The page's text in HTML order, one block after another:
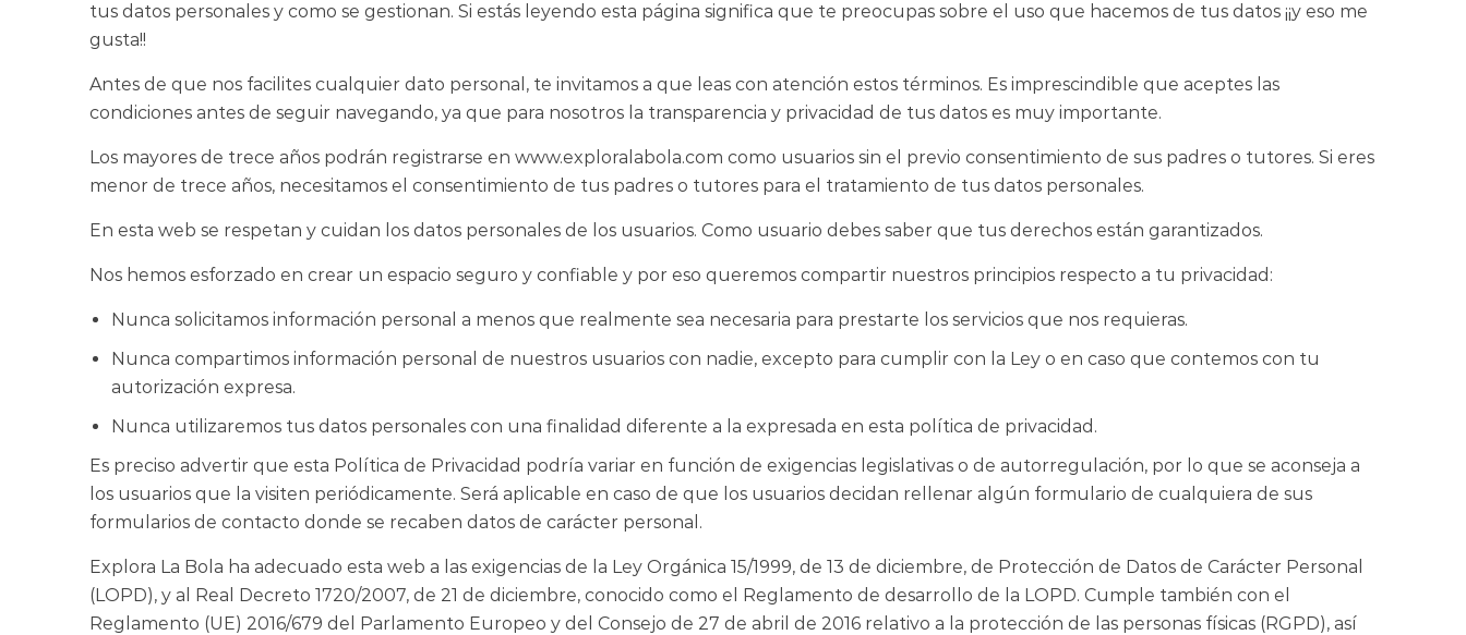
tus datos personales y como se gestionan. Si estás leyendo esta página significa que te preocupas sobre el uso que hacemos de tus datos ¡¡y eso me
gusta!!
Antes de que nos facilites cualquier dato personal, te invitamos a que leas con atención estos términos. Es imprescindible que aceptes las
condiciones antes de seguir navegando, ya que para nosotros la transparencia y privacidad de tus datos es muy importante.
Los mayores de trece años podrán registrarse en www.exploralabola.com como usuarios sin el previo consentimiento de sus padres o tutores. Si eres
menor de trece años, necesitamos el consentimiento de tus padres o tutores para el tratamiento de tus datos personales.
En esta web se respetan y cuidan los datos personales de los usuarios. Como usuario debes saber que tus derechos están garantizados.
Nos hemos esforzado en crear un espacio seguro y confiable y por eso queremos compartir nuestros principios respecto a tu privacidad:
Nunca solicitamos información personal a menos que realmente sea necesaria para prestarte los servicios que nos requieras.
Nunca compartimos información personal de nuestros usuarios con nadie, excepto para cumplir con la Ley o en caso que contemos con tu
autorización expresa.
Nunca utilizaremos tus datos personales con una finalidad diferente a la expresada en esta política de privacidad.
Es preciso advertir que esta Política de Privacidad podría variar en función de exigencias legislativas o de autorregulación, por lo que se aconseja a
los usuarios que la visiten periódicamente. Será aplicable en caso de que los usuarios decidan rellenar algún formulario de cualquiera de sus
formularios de contacto donde se recaben datos de carácter personal.
Explora La Bola ha adecuado esta web a las exigencias de la Ley Orgánica 15/1999, de 13 de diciembre, de Protección de Datos de Carácter Personal
(LOPD), y al Real Decreto 1720/2007, de 21 de diciembre, conocido como el Reglamento de desarrollo de la LOPD. Cumple también con el
Reglamento (UE) 2016/679 del Parlamento Europeo y del Consejo de 27 de abril de 2016 relativo a la protección de las personas físicas (RGPD), así